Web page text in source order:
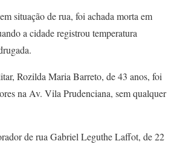
situação de rua, foi achada morta em
a cidade registrou temperatura
Rozilda Maria Barreto, de 43 anos, foi
na Av. Vila Prudenciana, sem qualquer
de rua Gabriel Leguthe Laffot, de 22